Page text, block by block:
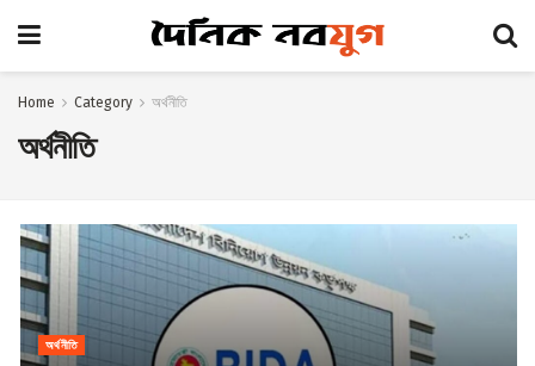
Home Category অর্থনীতি
অর্থনীতি
অর্থনীতি